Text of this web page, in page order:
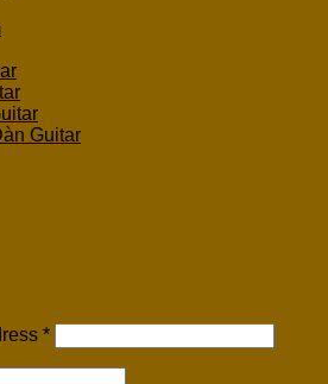
Guitar
*